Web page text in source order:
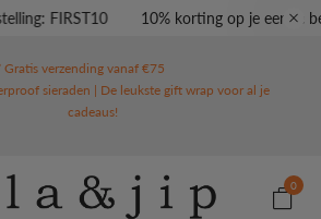
FIRST10 10% korting op je eerste
verzending vanaf €75
sieraden | De leukste gift wrap voor al je
cadeaus!
0